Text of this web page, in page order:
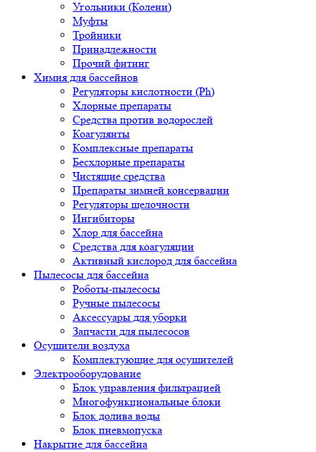
Угольники (Колени)
Муфты
Тройники
Принадлежности
Прочий фитинг
Химия для бассейнов
Регуляторы кислотности (Ph)
Хлорные препараты
Средства против водорослей
Коагулянты
Комплексные препараты
Бесхлорные препараты
Чистящие средства
Препараты зимней консервации
Регуляторы щелочности
Ингибиторы
Хлор для бассейна
Средства для коагуляции
Активный кислород для бассейна
Пылесосы для бассейна
Роботы-пылесосы
Ручные пылесосы
Аксессуары для уборки
Запчасти для пылесосов
Осушители воздуха
Комплектующие для осушителей
Электрооборудование
Блок управления фильтрацией
Многофункциональные блоки
Блок долива воды
Блок пневмопуска
Накрытие для бассейна